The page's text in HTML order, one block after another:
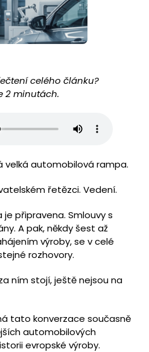
celého článku?
2 minutách.
velká automobilová rampa.
řetězci. Vedení.
připravena. Smlouvy s
A pak, někdy šest až
výroby, se v celé
rozhovory.
ním stojí, ještě nejsou na
tato konverzace současně
automobilových
evropské výroby.